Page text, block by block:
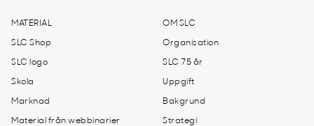
MATERIAL
SLC Shop
SLC logo
Skola
Marknad
Material från webbinarier
OM SLC
Organisation
SLC 75 år
Uppgift
Bakgrund
Strategi